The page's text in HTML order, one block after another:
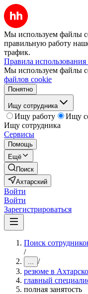
Мы используем файлы
правильную работу
трафик.
Правила
Мы используем файлы
файлов cookie
Понятно
Ищу сотрудника
Ищу работу
Ищу
Ищу сотрудника
Сервисы
Помощь
Ещё
Поиск
Ахтарский
Войти
Войти
Зарегистрироваться
Поиск
/
... /
резюме в
главный
полная занятость